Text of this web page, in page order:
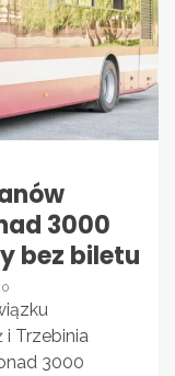
3000
bez biletu
i Trzebinia
3000